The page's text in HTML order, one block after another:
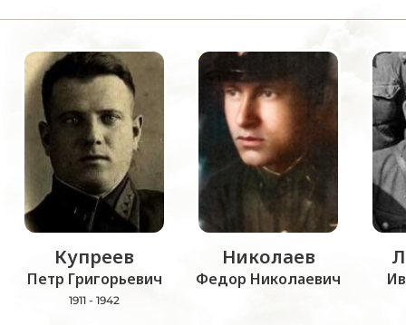
Купреев
Петр Григорьевич
1911 - 1942
Николаев
Федор Николаевич